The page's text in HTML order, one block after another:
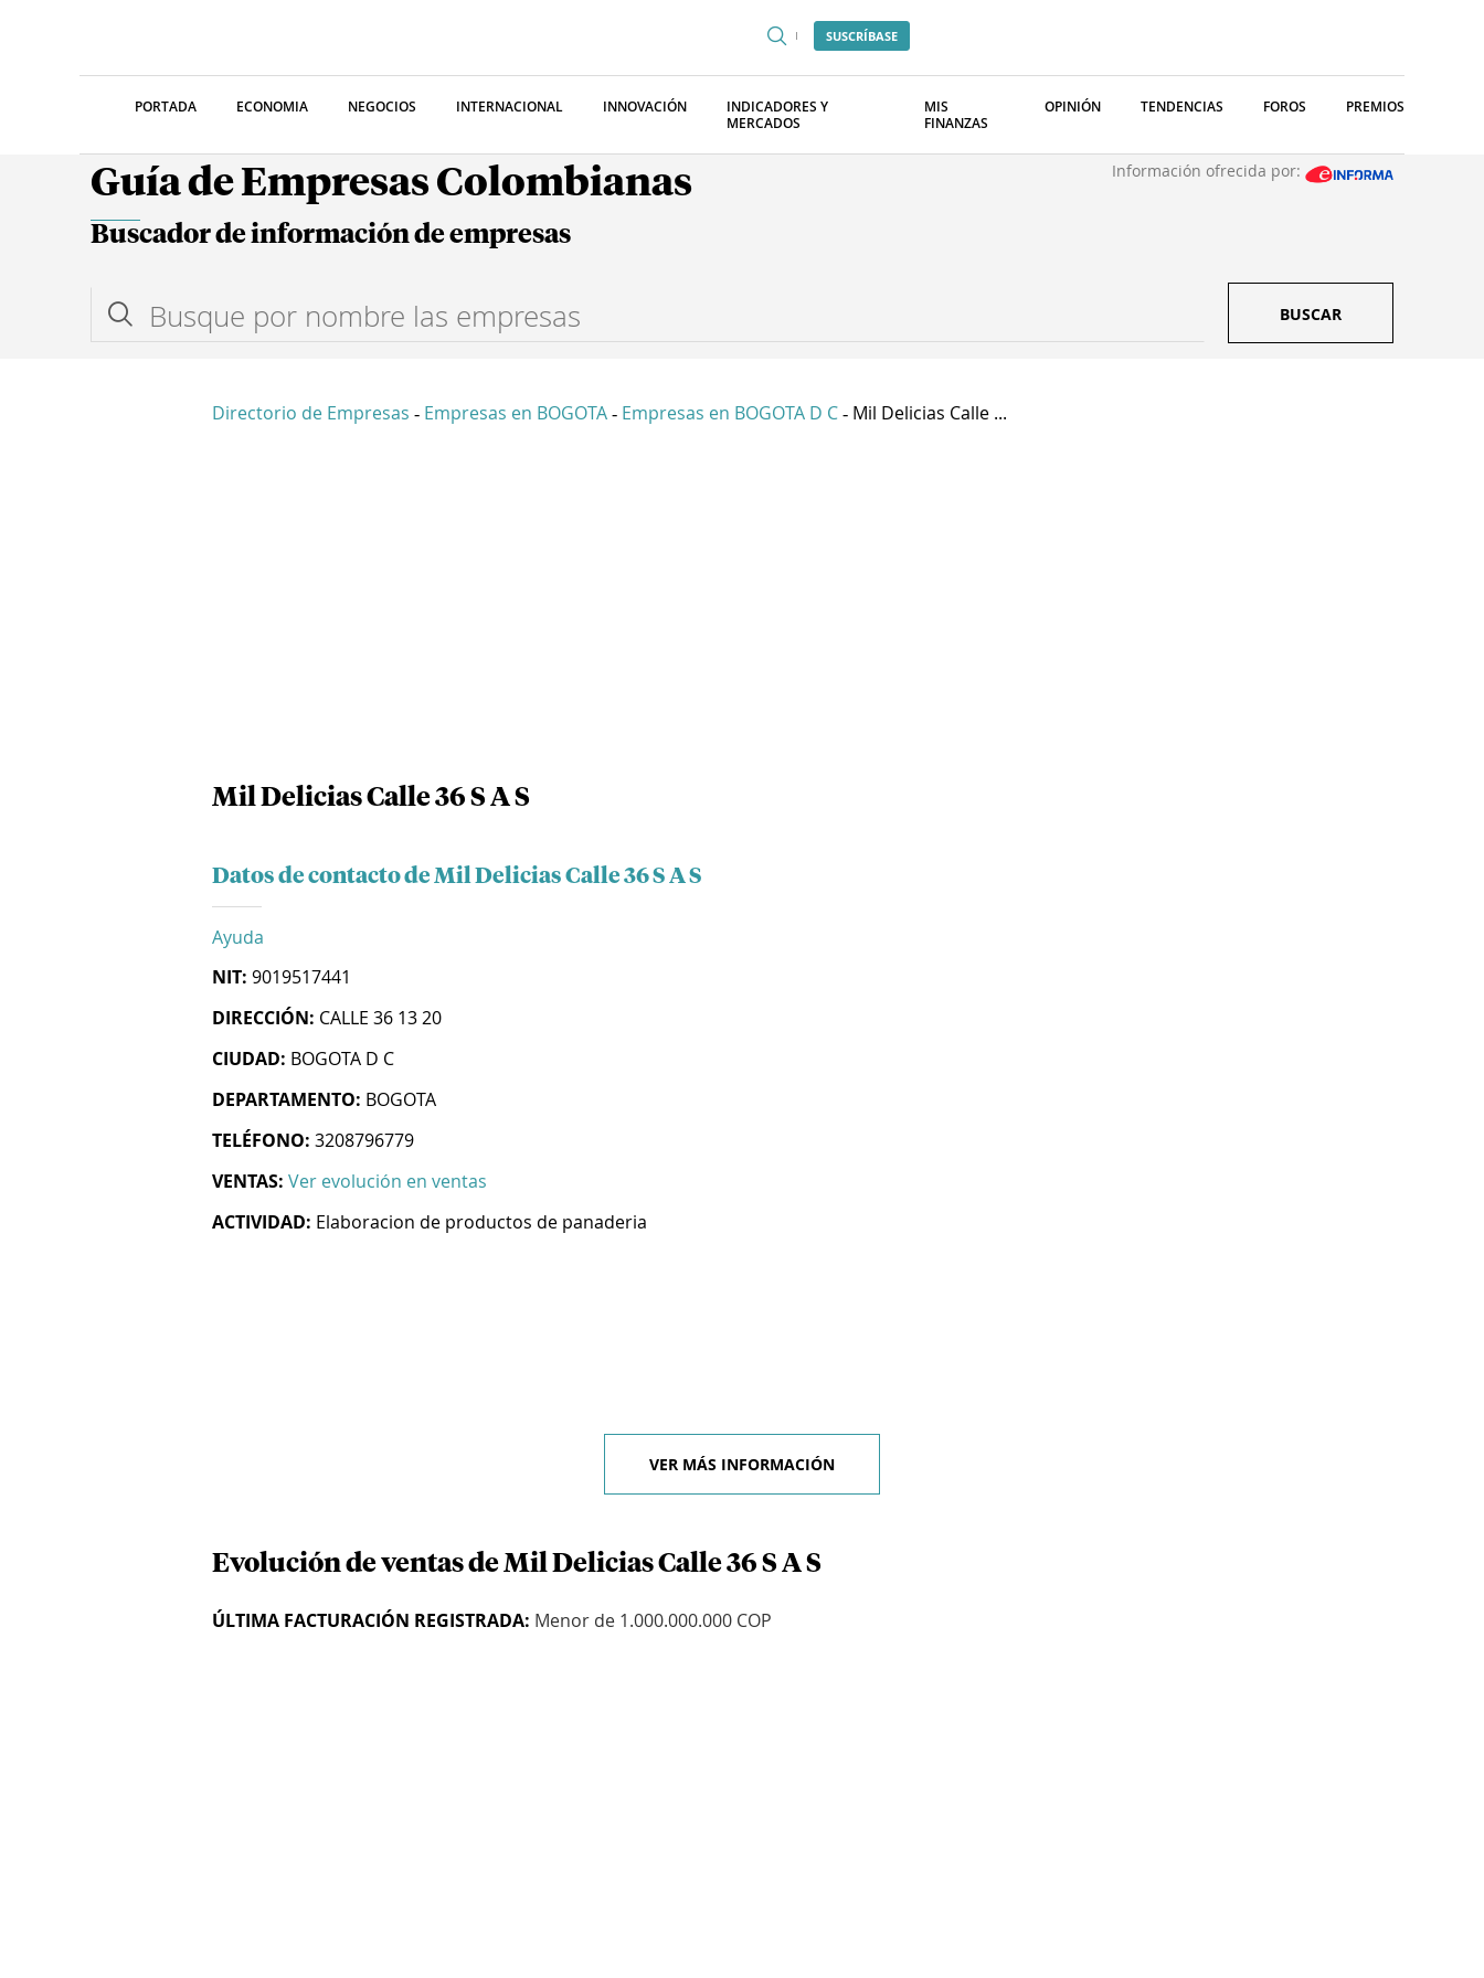
SUSCRÍBASE
PORTADA ECONOMIA NEGOCIOS INTERNACIONAL INNOVACIÓN
INDICADORES Y
MERCADOS
MIS
FINANZAS
OPINIÓN TENDENCIAS FOROS PREMIOS
Guía de Empresas Colombianas Información ofrecida por:
Buscador de información de empresas
BUSCAR
Directorio de Empresas - Empresas en BOGOTA - Empresas en BOGOTA D C - Mil Delicias Calle ...
Mil Delicias Calle 36 S A S
Datos de contacto de Mil Delicias Calle 36 S A S
Ayuda
NIT: 9019517441
DIRECCIÓN: CALLE 36 13 20
CIUDAD: BOGOTA D C
DEPARTAMENTO: BOGOTA
TELÉFONO: 3208796779
VENTAS: Ver evolución en ventas
ACTIVIDAD: Elaboracion de productos de panaderia
VER MÁS INFORMACIÓN
Evolución de ventas de Mil Delicias Calle 36 S A S
ÚLTIMA FACTURACIÓN REGISTRADA: Menor de 1.000.000.000 COP